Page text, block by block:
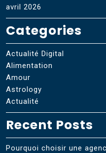
avril 2026
Categories
Actualité Digital
Alimentation
Amour
Astrology
Actualité
Recent Posts
Pourquoi choisir une